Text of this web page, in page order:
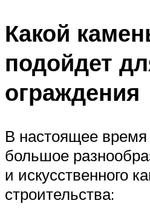
Какой
подойдет
ограждения
В настоящее
большое
и искусственного
строительства: